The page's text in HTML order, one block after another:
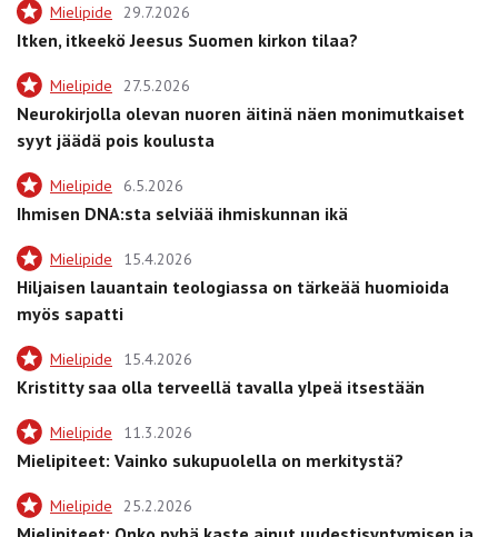
Mielipide 29.7.2026
Itken, itkeekö Jeesus Suomen kirkon tilaa?
Mielipide 27.5.2026
Neurokirjolla olevan nuoren äitinä näen monimutkaiset
syyt jäädä pois koulusta
Mielipide 6.5.2026
Ihmisen DNA:sta selviää ihmiskunnan ikä
Mielipide 15.4.2026
Hiljaisen lauantain teologiassa on tärkeää huomioida
myös sapatti
Mielipide 15.4.2026
Kristitty saa olla terveellä tavalla ylpeä itsestään
Mielipide 11.3.2026
Mielipiteet: Vainko sukupuolella on merkitystä?
Mielipide 25.2.2026